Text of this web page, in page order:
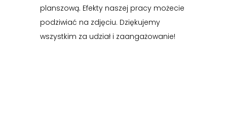
planszową. Efekty naszej pracy możecie
podziwiać na zdjęciu. Dziękujemy
wszystkim za udział i zaangażowanie!